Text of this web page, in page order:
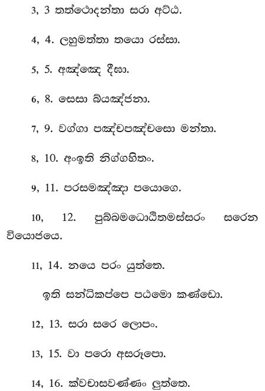
3, 3 තත්ථොදන්තා සරා අට්ඨ.
4, 4. ලහුමත්තා තයො රස්සා.
5, 5. අඤ්ඤෙ දීඝා.
6, 8. සෙසා බ්යඤ්ජනා.
7, 9. වග්ගා පඤ්චපඤ්චසො මන්තා.
8, 10. අංඉති නිග්ගහිතං.
9, 11. පරසමඤ්ඤා පයොගෙ.
10, 12. පුබ්බමධොඨිතමස්සරං සරෙන
වියොජයෙ.
11, 14. නයෙ පරං යුත්තෙ.
ඉති සන්ධිකප්පෙ පඨමො කණ්ඩො.
12, 13. සරාසරෙ ලොපං.
13, 15. වා පරො අසරූපො.
14, 16. ක්වචාසවණ්ණං ලුත්තෙ.